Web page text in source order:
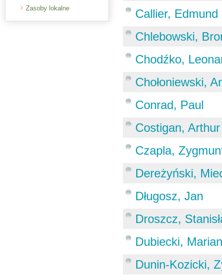
Zasoby lokalne
Callier, Edmund
Chlebowski,
Chodźko,
Chołoniewski,
Conrad, Paul
Costigan,
Czapla,
Dereżyński,
Długosz, Jan
Droszcz,
Dubiecki,
Dunin-Kozicki,